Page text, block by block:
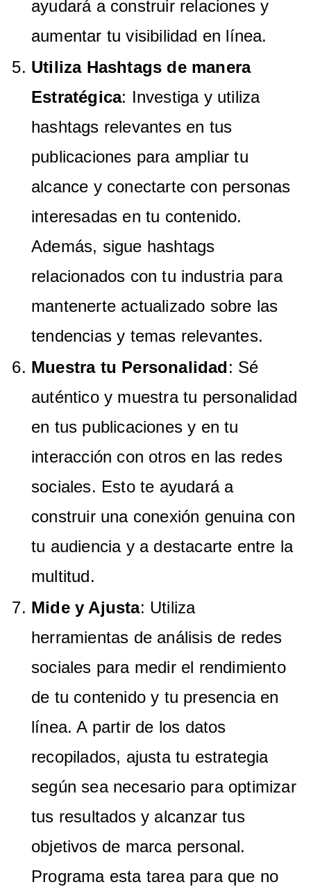
ayudará a construir relaciones y
aumentar tu visibilidad en línea.
Utiliza Hashtags de manera
Estratégica: Investiga y utiliza
hashtags relevantes en tus
publicaciones para ampliar tu
alcance y conectarte con personas
interesadas en tu contenido.
Además, sigue hashtags
relacionados con tu industria para
mantenerte actualizado sobre las
tendencias y temas relevantes.
Muestra tu Personalidad: Sé
auténtico y muestra tu personalidad
en tus publicaciones y en tu
interacción con otros en las redes
sociales. Esto te ayudará a
construir una conexión genuina con
tu audiencia y a destacarte entre la
multitud.
Mide y Ajusta: Utiliza
herramientas de análisis de redes
sociales para medir el rendimiento
de tu contenido y tu presencia en
línea. A partir de los datos
recopilados, ajusta tu estrategia
según sea necesario para optimizar
tus resultados y alcanzar tus
objetivos de marca personal.
Programa esta tarea para que no